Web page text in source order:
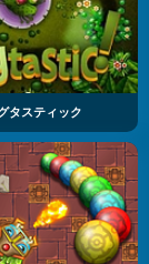
タスティック